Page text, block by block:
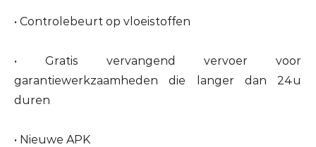
• Controlebeurt op vloeistoffen
• Gratis vervangend vervoer voor
garantiewerkzaamheden die langer dan 24u
duren
• Nieuwe APK